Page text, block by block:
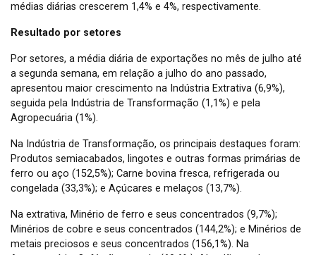
médias diárias crescerem 1,4% e 4%, respectivamente.
Resultado por setores
Por setores, a média diária de exportações no mês de julho até
a segunda semana, em relação a julho do ano passado,
apresentou maior crescimento na Indústria Extrativa (6,9%),
seguida pela Indústria de Transformação (1,1%) e pela
Agropecuária (1%).
Na Indústria de Transformação, os principais destaques foram:
Produtos semiacabados, lingotes e outras formas primárias de
ferro ou aço (152,5%); Carne bovina fresca, refrigerada ou
congelada (33,3%); e Açúcares e melaços (13,7%).
Na extrativa, Minério de ferro e seus concentrados (9,7%);
Minérios de cobre e seus concentrados (144,2%); e Minérios de
metais preciosos e seus concentrados (156,1%). Na